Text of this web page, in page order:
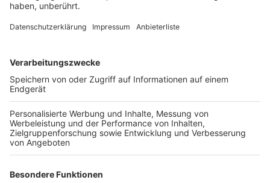
Akzeptieren
powered byUsercentrics Consent
Der Song ist der Vorbote zu einem Soundtrackalbum.
Der Moment der Verhaftung
Im Interview mit Kathrin Teske kommt Rea auch auf
einen eher peinlichen Moment zu sprechen, nämlich
den, als er in seiner Jugend verhaftet wurde. Darüber